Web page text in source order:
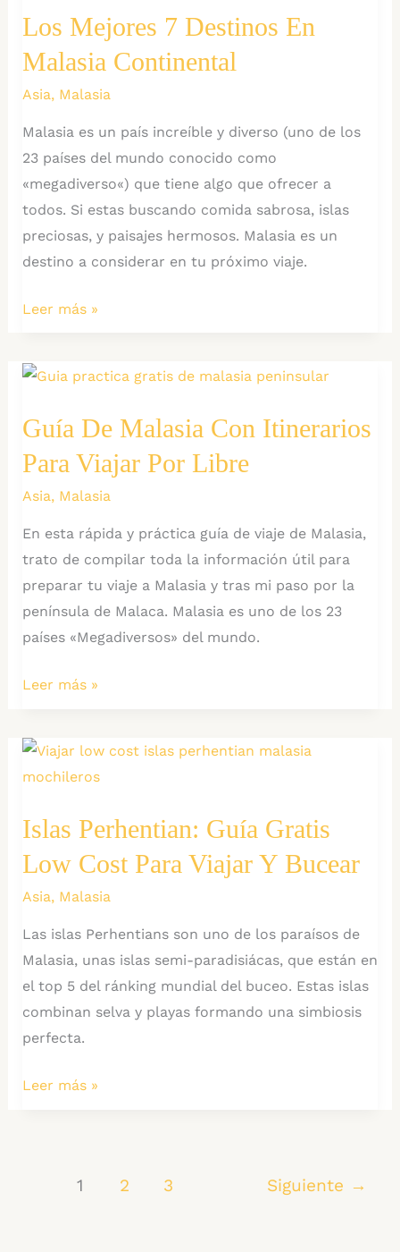
Malasia,
Singapur
e
Los Mejores 7 Destinos En
Malasia Continental
Asia, Malasia
Malasia es un país increíble y diverso (uno de los
23 países del mundo conocido como
«megadiverso«) que tiene algo que ofrecer a
todos. Si estas buscando comida sabrosa, islas
preciosas, y paisajes hermosos. Malasia es un
destino a considerar en tu próximo viaje.
Los
7
Destinos
Malasia
Continental
Leer más »
Guía De Malasia Con Itinerarios
Para Viajar Por Libre
Asia, Malasia
En esta rápida y práctica guía de viaje de Malasia,
trato de compilar toda la información útil para
preparar tu viaje a Malasia y tras mi paso por la
península de Malaca. Malasia es uno de los 23
países «Megadiversos» del mundo.
Guía
Malasia
con
Itinerarios
Viajar
por
Libre
Leer más »
Islas Perhentian: Guía Gratis
Low Cost Para Viajar Y Bucear
Asia, Malasia
Las islas Perhentians son uno de los paraísos de
Malasia, unas islas semi-paradisiácas, que están en
el top 5 del ránking mundial del buceo. Estas islas
combinan selva y playas formando una simbiosis
perfecta.
Islas
Leer más »
1 2 3 Siguiente →